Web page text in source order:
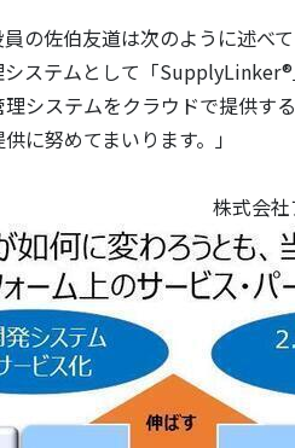
の佐伯友道は次のように述べて
システムとして「
システムをクラウドで提供
に努めてまいります。」
株式会